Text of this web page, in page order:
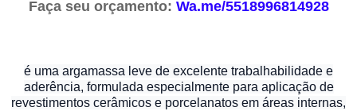
Faça seu orçamento: Wa.me/5518996814928
é uma argamassa leve de excelente trabalhabilidade e
aderência, formulada especialmente para aplicação de
revestimentos cerâmicos e porcelanatos em áreas internas,